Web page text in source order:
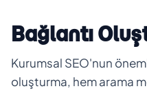
Bağlantı
Kurumsal SEO'nun
oluşturma, hem arama